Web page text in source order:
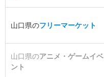
山口県のフリーマーケット
山口県のアニメ・ゲームイベ
ント